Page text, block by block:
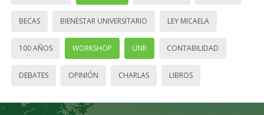
BECAS BIENESTAR UNIVERSITARIO LEY MICAELA
100 AÑOS WORKSHOP UNR CONTABILIDAD
DEBATES OPINIÓN CHARLAS LIBROS